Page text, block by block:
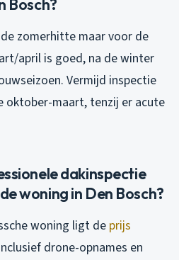
Bosch?
zomerhitte maar voor de
april is goed, na de winter
Vermijd inspectie
oktober-maart, tenzij er acute
dakinspectie
woning in Den Bosch?
woning ligt de prijs
drone-opnames en